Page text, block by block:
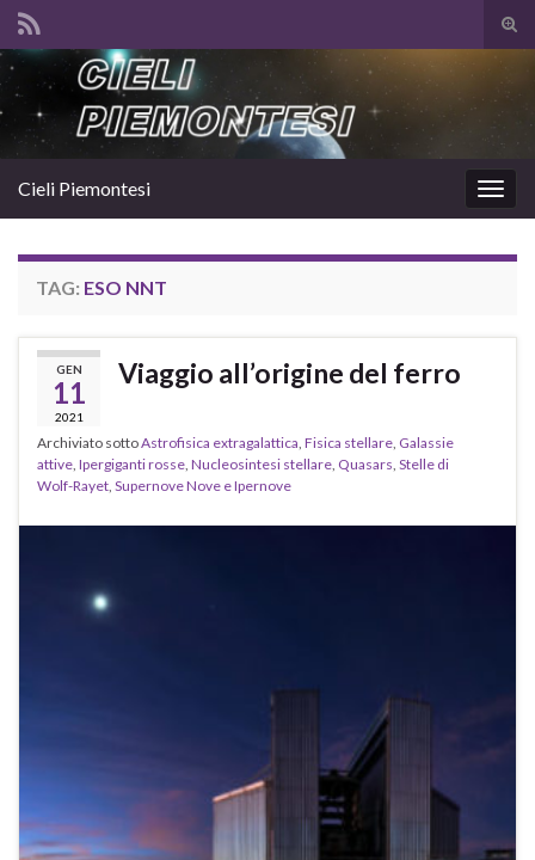
il
Search for:
la
Cieli Piemontesi
TAG: ESO NNT
GEN
11
2021
Viaggio all’origine del ferro
Archiviato sottoAstrofisica extragalattica, Fisica stellare, Galassie
attive, Ipergiganti rosse, Nucleosintesi stellare, Quasars, Stelle di
Wolf-Rayet, Supernove Nove e Ipernove